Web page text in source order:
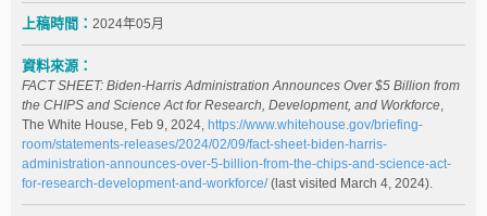
上稿時間： 2024年05月
資料來源：
FACT SHEET: Biden-⁠Harris Administration Announces Over $5 Billion from
the CHIPS and Science Act for Research, Development, and Workforce,
The White House, Feb 9, 2024, https://www.whitehouse.gov/briefing-
room/statements-releases/2024/02/09/fact-sheet-biden-harris-
administration-announces-over-5-billion-from-the-chips-and-science-act-
for-research-development-and-workforce/(last visited March 4, 2024).